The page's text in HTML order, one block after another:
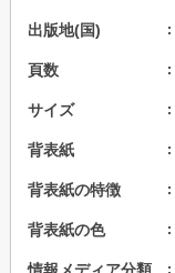
出版地(国)
頁数
サイズ
背表紙
背表紙の特徴
背表紙の色
情報メディア分類